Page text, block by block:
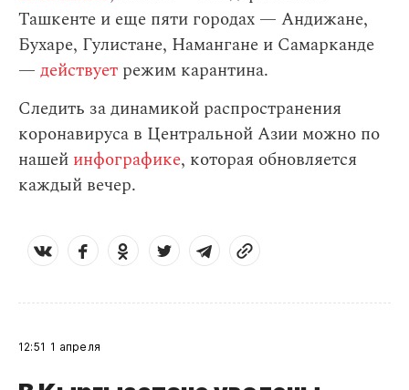
Ташкенте и еще пяти городах — Андижане,
Бухаре, Гулистане, Намангане и Самарканде
— действует режим карантина.
Следить за динамикой распространения
коронавируса в Центральной Азии можно по
нашей инфографике, которая обновляется
каждый вечер.
12:51 1 апреля